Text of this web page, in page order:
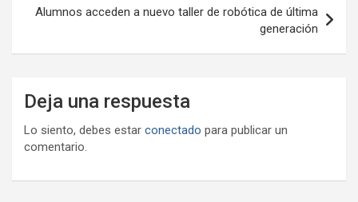
Alumnos acceden a nuevo taller de robótica de última
generación
Deja una respuesta
Lo siento, debes estar conectado para publicar un
comentario.